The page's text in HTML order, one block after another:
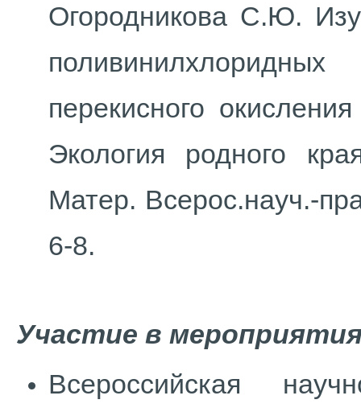
Огородникова С.Ю.
перекисного
Экология родного
Матер. Всерос.науч.-
6-8.
Участие в
Всероссийская